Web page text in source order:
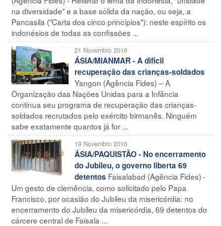
na diversidade" e a base sólida da nação, ou seja, a
Pancasila ("Carta dos cinco princípios"): neste espírito os
indonésios de todas as confissões ...
21 Novembro 2016
ÁSIA/MIANMAR - A difícil
recuperação das crianças-soldados
Yangon (Agência Fides) – A
Organização das Nações Unidas para a Infância
continua seu programa de recuperação das crianças-
soldados recrutados pelo exército birmanês. Ninguém
sabe exatamente quantos já for ...
19 Novembro 2016
ÁSIA/PAQUISTÃO - No encerramento
do Jubileu, o governo liberta 69
detentos Faisalabad (Agência Fides) -
Um gesto de clemência, como solicitado pelo Papa
Francisco, por ocasião do Jubileu da misericórdia: no
encerramento do Jubileu da misericórdia, 69 detentos do
cárcere central de Faisala ...